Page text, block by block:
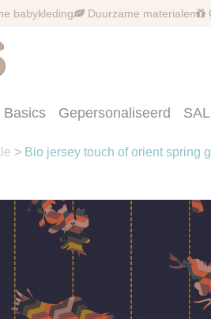
babykleding Duurzame materialen
Basics Gepersonaliseerd
> Bio jersey touch of orient spring